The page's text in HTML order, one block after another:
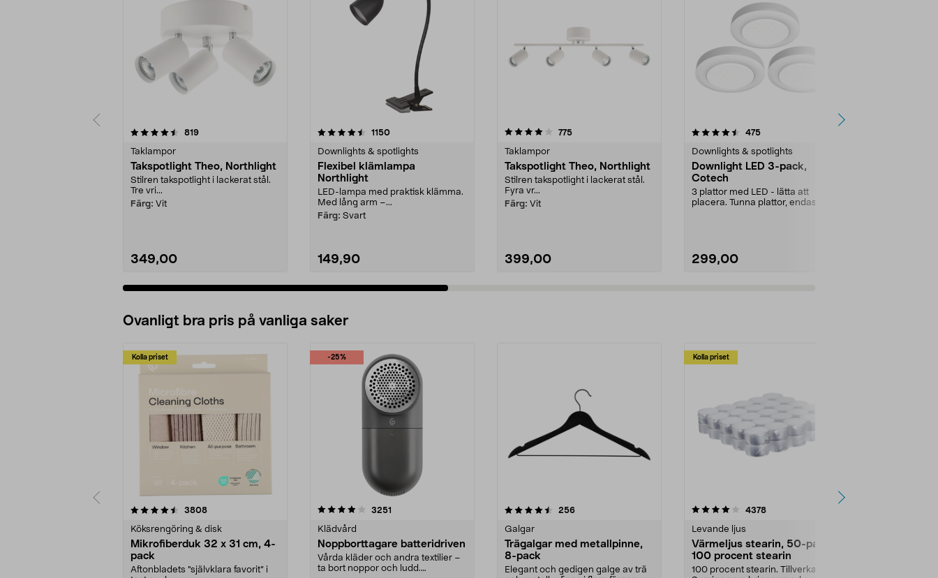
819recensioner
Taklampor
Takspotlight Theo, Northlight
Stilren takspotlight i lackerat stål.
Tre vri...
Färg: Vit
349,00
4.5 av 5 stjärnor 1150recensioner
Downlights & spotlights
Flexibel klämlampa
Northlight
LED-lampa med praktisk klämma.
Med lång arm –...
Färg: Svart
149,90
4.0 av 5 stjärnor 775recensioner
Taklampor
Takspotlight Theo, Northlight
Stilren takspotlight i lackerat stål.
Fyra vr...
Färg: Vit
399,00
4.5 av 5 stjärnor 475recensioner
Downlights & spotlights
Downlight LED 3-pack,
Cotech
3 plattor med LED - lätta att
placera. Tunna plattor, endast 9
299,00
5.0 av 5 stjärnor
Ovanligt bra pris på vanliga saker
Kolla priset
3808recensioner
Köksrengöring & disk
Mikrofiberduk 32 x 31 cm, 4-
pack
Aftonbladets "självklara favorit” i
-25%
4.0av 5 stjärnor 3251
Klädvård
Noppborttagare batteridriven
Vårda kläder och andra textilier –
ta bort noppor och ludd.
4.5av 5 stjärnor 256recensioner
Galgar
Trägalgar med metallpinne,
8-pack
Elegant och gedigen galge av trä
Kolla priset
4.0av 5 stjärnor 4378recensioner
Levande ljus
Värmeljus stearin, 50-pack,
100 procent stearin
100 procent stearin. Tillverkade i
4.5av 5 stjärnor